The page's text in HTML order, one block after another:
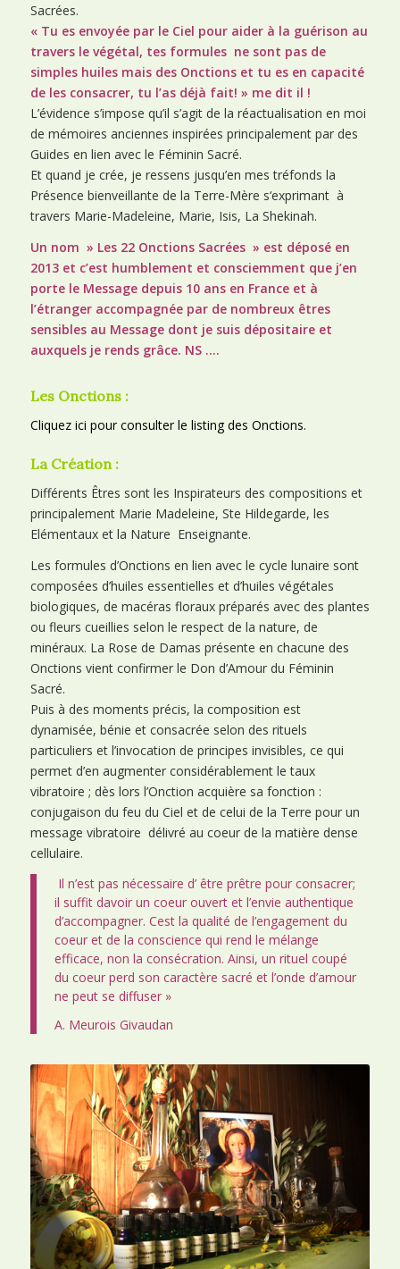
Sacrées.
« Tu es envoyée par le Ciel pour aider à la guérison au
travers le végétal, tes formules ne sont pas de
simples huiles mais des Onctions et tu es en capacité
de les consacrer, tu l’as déjà fait! » me dit il !
L’évidence s’impose qu’il s’agit de la réactualisation en moi
de mémoires anciennes inspirées principalement par des
Guides en lien avec le Féminin Sacré.
Et quand je crée, je ressens jusqu’en mes tréfonds la
Présence bienveillante de la Terre-Mère s‘exprimant à
travers Marie-Madeleine, Marie, Isis, La Shekinah.
Un nom » Les 22 Onctions Sacrées » est déposé en
2013 et c’est humblement et consciemment que j’en
porte le Message depuis 10 ans en France et à
l’étranger accompagnée par de nombreux êtres
sensibles au Message dont je suis dépositaire et
auxquels je rends grâce. NS ….
Les Onctions :
Cliquez ici pour consulter le listing des Onctions.
La Création :
Différents Êtres sont les Inspirateurs des compositions et
principalement Marie Madeleine, Ste Hildegarde, les
Elémentaux et la Nature Enseignante.
Les formules d’Onctions en lien avec le cycle lunaire sont
composées d’huiles essentielles et d’huiles végétales
biologiques, de macéras floraux préparés avec des plantes
ou fleurs cueillies selon le respect de la nature, de
minéraux. La Rose de Damas présente en chacune des
Onctions vient confirmer le Don d’Amour du Féminin
Sacré.
Puis à des moments précis, la composition est
dynamisée, bénie et consacrée selon des rituels
particuliers et l’invocation de principes invisibles, ce qui
permet d’en augmenter considérablement le taux
vibratoire ; dès lors l’Onction acquière sa fonction :
conjugaison du feu du Ciel et de celui de la Terre pour un
message vibratoire délivré au coeur de la matière dense
cellulaire.
Il n’est pas nécessaire d’ être prêtre pour consacrer;
il suffit davoir un coeur ouvert et l’envie authentique
d’accompagner. Cest la qualité de l’engagement du
coeur et de la conscience qui rend le mélange
efficace, non la consécration. Ainsi, un rituel coupé
du coeur perd son caractère sacré et l’onde d’amour
ne peut se diffuser »
A. Meurois Givaudan